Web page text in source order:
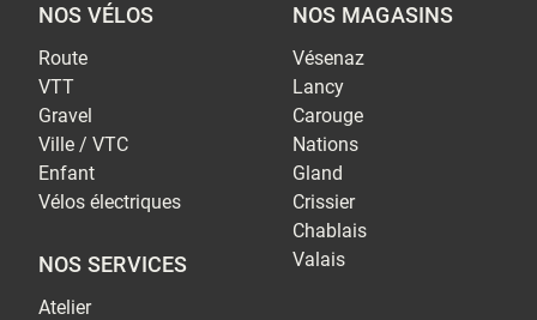
NOS VÉLOS
Route
VTT
Gravel
Ville / VTC
Enfant
Vélos électriques
NOS SERVICES
Atelier
NOS MAGASINS
Vésenaz
Lancy
Carouge
Nations
Gland
Crissier
Chablais
Valais